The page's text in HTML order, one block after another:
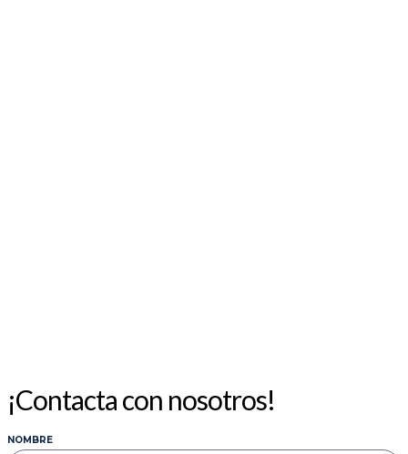
¡Contacta con nosotros!
NOMBRE